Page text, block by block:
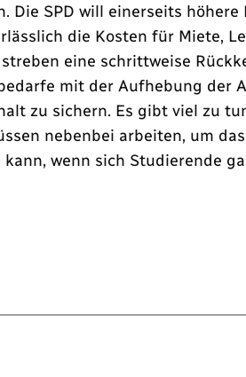
SPD will einerseits
die Kosten für Miete,
eine schrittweise
mit der Aufhebung der
zu sichern. Es gibt viel zu
nebenbei arbeiten, um
wenn sich Studierende